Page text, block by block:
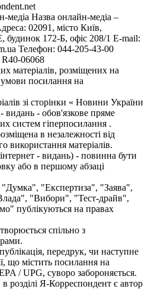
медіа Назва онлайн-медіа –
02091, місто Київ,
172-Б, офіс 208/1 E-mail:
Телефон: 044-205-43-00
R40-06068
матеріалів, розміщених на
умови посилання на
зі сторінки « Новини України
- видань - обов'язкове пряме
систем гіперпосилання .
в незалежності від
використання матеріалів.
- видань) - повинна бути
або в першому абзаці
"Експертиза", "Заява",
"Вибори", "Тест-драйв",
публікуються на правах
спільно з
передрук, чи наступне
що містить посилання на
/ UPG, суворо забороняється.
розділі Я-Корреспондент є автор